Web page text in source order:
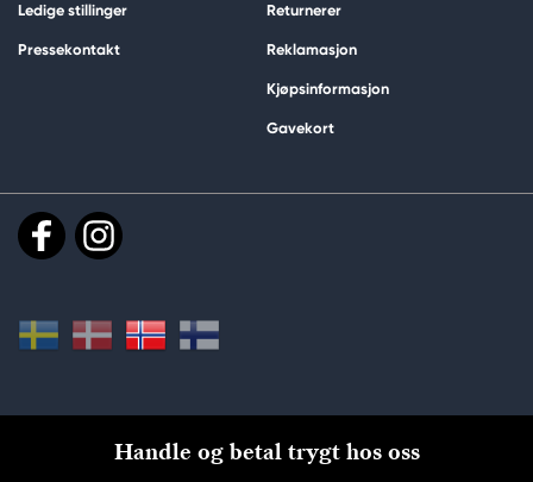
Ledige stillinger
Pressekontakt
Returnerer
Reklamasjon
Kjøpsinformasjon
Gavekort
Handle og betal trygt hos oss